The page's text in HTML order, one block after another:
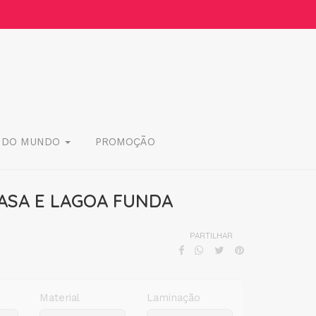
MUNDO PROMOÇÃO
E LAGOA FUNDA
PARTILHAR
Material Laminação